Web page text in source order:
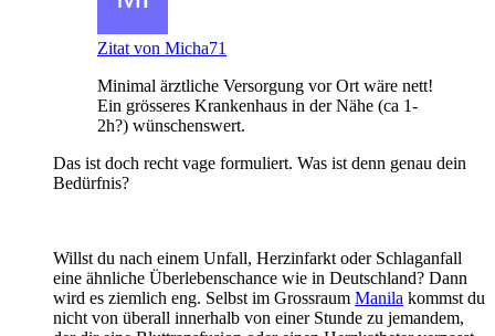
Zitat von Micha71
Minimal ärztliche Versorgung vor Ort wäre nett!
Ein grösseres Krankenhaus in der Nähe (ca 1-
2h?) wünschenswert.
Das ist doch recht vage formuliert. Was ist denn genau dein
Bedürfnis?
Willst du nach einem Unfall, Herzinfarkt oder Schlaganfall
eine ähnliche Überlebenschance wie in Deutschland? Dann
wird es ziemlich eng. Selbst im Grossraum Manila kommst du
nicht von überall innerhalb von einer Stunde zu jemandem,